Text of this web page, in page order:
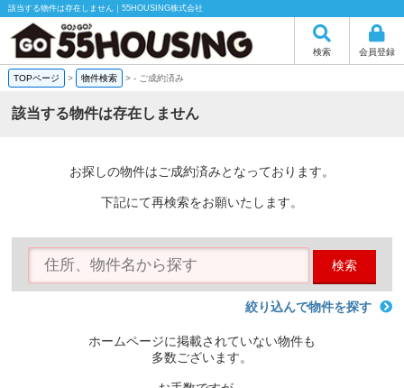
該当する物件は存在しません｜55HOUSING株式会社
検索 会員登録
TOPページ > 物件検索 >- ご成約済み
該当する物件は存在しません
お探しの物件はご成約済みとなっております。
下記にて再検索をお願いたします。
検索
絞り込んで物件を探す
ホームページに掲載されていない物件も
多数ございます。